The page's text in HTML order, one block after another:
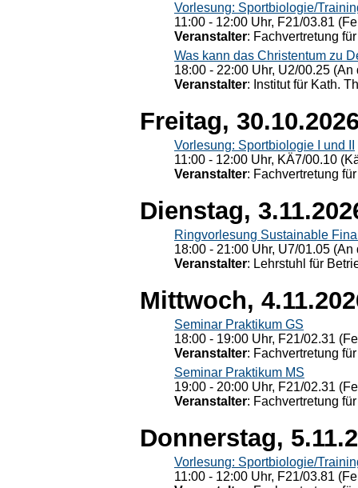
Vorlesung: Sportbiologie/
11:00 - 12:00 Uhr, F21/03.81
Veranstalter: Fachvertretung
Was kann das Christentum zu
18:00 - 22:00 Uhr, U2/00.25
Veranstalter: Institut für Kath.
Freitag,
Vorlesung: Sportbiologie I und II
11:00 - 12:00 Uhr, KÄ7/00.10
Veranstalter: Fachvertretung
Dienstag,
Ringvorlesung Sustainable
18:00 - 21:00 Uhr, U7/01.05
Veranstalter: Lehrstuhl für
Mittwoch,
Seminar Praktikum GS
18:00 - 19:00 Uhr, F21/02.31
Veranstalter: Fachvertretung
Seminar Praktikum MS
19:00 - 20:00 Uhr, F21/02.31
Veranstalter: Fachvertretung
Donnerstag,
Vorlesung: Sportbiologie/
11:00 - 12:00 Uhr, F21/03.81